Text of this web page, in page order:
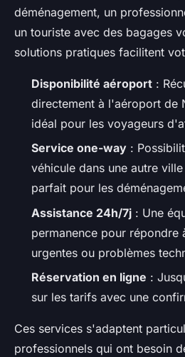
déménagement, un
un touriste avec des bagages
solutions pratiques facilitent
Disponibilité aéroport :
directement à l'aéroport de
idéal pour les voyageurs
Service one-way :
véhicule dans une autre
parfait pour les
Assistance 24h/7j : Une
permanence pour répondre
urgentes ou problèmes
Réservation en ligne :
sur les tarifs avec une
Ces services s'adaptent
professionnels qui ont besoin